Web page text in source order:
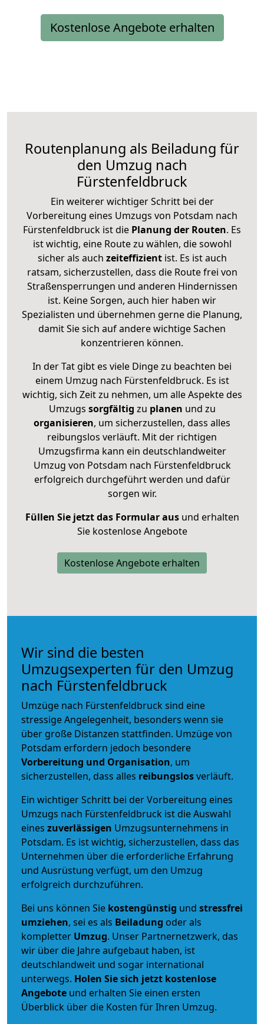
Kostenlose Angebote erhalten
Routenplanung als Beiladung für
den Umzug nach
Fürstenfeldbruck
Ein weiterer wichtiger Schritt bei der
Vorbereitung eines Umzugs von Potsdam nach
Fürstenfeldbruck ist die Planung der Routen. Es
ist wichtig, eine Route zu wählen, die sowohl
sicher als auch zeiteffizientist. Es ist auch
ratsam, sicherzustellen, dass die Route frei von
Straßensperrungen und anderen Hindernissen
ist. Keine Sorgen, auch hier haben wir
Spezialisten und übernehmen gerne die Planung,
damit Sie sich auf andere wichtige Sachen
konzentrieren können.
In der Tat gibt es viele Dinge zu beachten bei
einem Umzug nach Fürstenfeldbruck. Es ist
wichtig, sich Zeit zu nehmen, um alle Aspekte des
Umzugs sorgfältig zu planen und zu
organisieren, um sicherzustellen, dass alles
reibungslos verläuft. Mit der richtigen
Umzugsfirma kann ein deutschlandweiter
Umzug von Potsdam nach Fürstenfeldbruck
erfolgreich durchgeführt werden und dafür
sorgen wir.
Füllen Sie jetzt das Formular ausund erhalten
Sie kostenlose Angebote
Kostenlose Angebote erhalten
Wir sind die besten
Umzugsexperten für den Umzug
nach Fürstenfeldbruck
Umzüge nach Fürstenfeldbruck sind eine
stressige Angelegenheit, besonders wenn sie
über große Distanzen stattfinden. Umzüge von
Potsdam erfordern jedoch besondere
Vorbereitung und Organisation, um
sicherzustellen, dass alles reibungslosverläuft.
Ein wichtiger Schritt bei der Vorbereitung eines
Umzugs nach Fürstenfeldbruck ist die Auswahl
eines zuverlässigen Umzugsunternehmens in
Potsdam. Es ist wichtig, sicherzustellen, dass das
Unternehmen über die erforderliche Erfahrung
und Ausrüstung verfügt, um den Umzug
erfolgreich durchzuführen.
Bei uns können Sie kostengünstig und stressfrei
umziehen, sei es als Beiladung oder als
kompletter Umzug. Unser Partnernetzwerk, das
wir über die Jahre aufgebaut haben, ist
deutschlandweit und sogar international
unterwegs. Holen Sie sich jetzt kostenlose
Angebote und erhalten Sie einen ersten
Überblick über die Kosten für Ihren Umzug.